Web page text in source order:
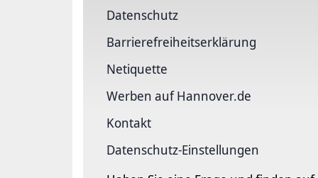
Datenschutz
Barriere­freiheits­erklärung
Netiquette
Werben auf Hannover.de
Kontakt
Datenschutz-Einstellungen